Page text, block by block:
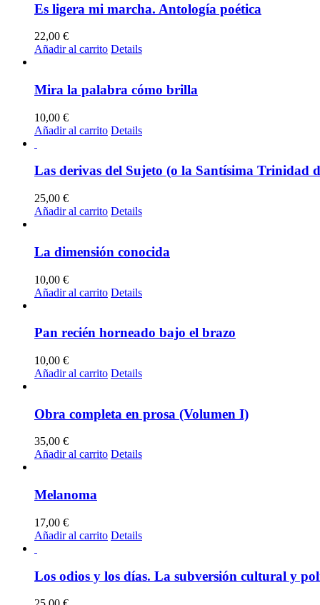
Es ligera mi marcha. Antología poética
22,00 €
Añadir al carrito Details
Mira la palabra cómo brilla
10,00 €
Añadir al carrito Details
Las derivas del Sujeto (o la Santísima Trinidad
25,00 €
Añadir al carrito Details
La dimensión conocida
10,00 €
Añadir al carrito Details
Pan recién horneado bajo el brazo
10,00 €
Añadir al carrito Details
Obra completa en prosa (Volumen I)
35,00 €
Añadir al carrito Details
Melanoma
17,00 €
Añadir al carrito Details
Los odios y los días. La subversión cultural y